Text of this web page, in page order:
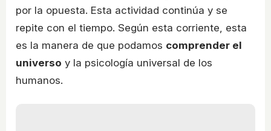
por la opuesta. Esta actividad continúa y se
repite con el tiempo. Según esta corriente, esta
es la manera de que podamos comprender el
universo y la psicología universal de los
humanos.